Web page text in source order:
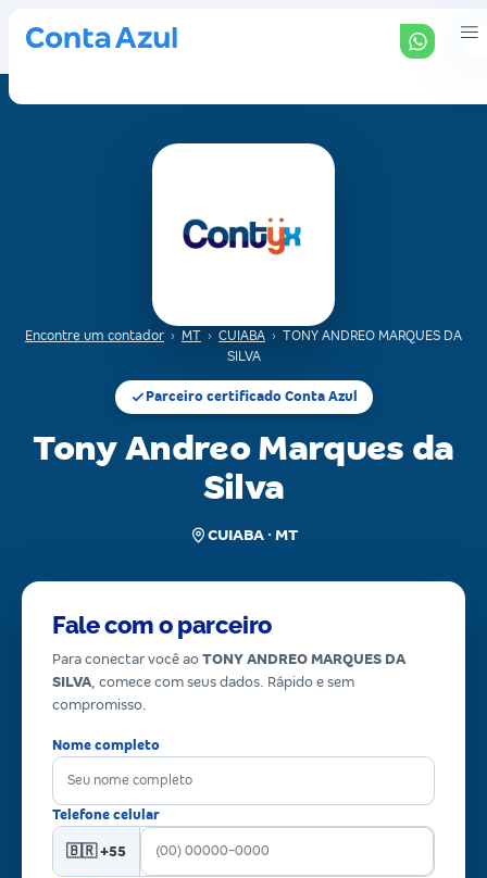
Encontre um contador › MT › CUIABA › TONY ANDREO MARQUES DA
SILVA
Parceiro certificado Conta Azul
Tony Andreo Marques da
Silva
CUIABA · MT
Fale com o parceiro
Para conectar você ao TONY ANDREO MARQUES DA
SILVA, comece com seus dados. Rápido e sem
compromisso.
Nome completo
Telefone celular
🇧🇷 +55